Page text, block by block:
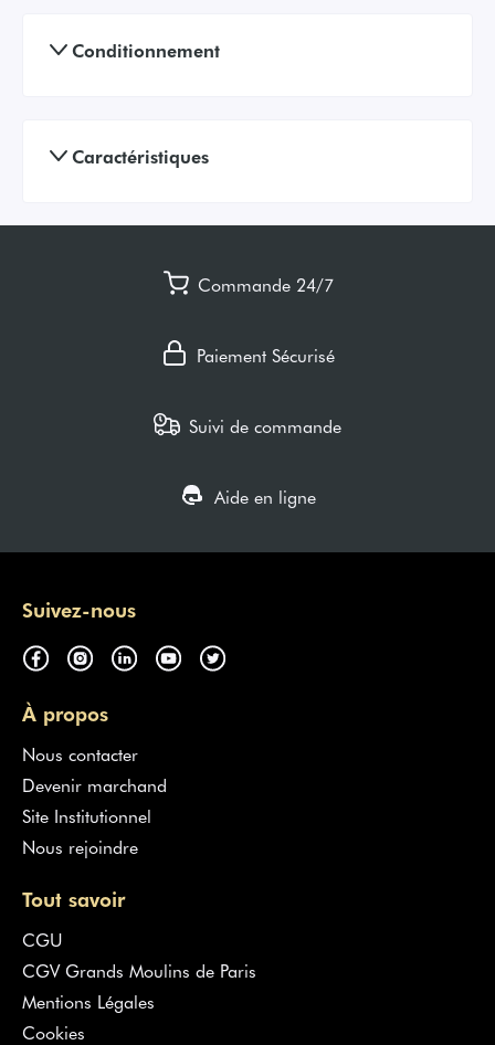
Conditionnement
Caractéristiques
Commande 24/7
Paiement Sécurisé
Suivi de commande
Aide en ligne
Suivez-nous
À propos
Nous contacter
Devenir marchand
Site Institutionnel
Nous rejoindre
Tout savoir
CGU
CGV Grands Moulins de Paris
Mentions Légales
Cookies